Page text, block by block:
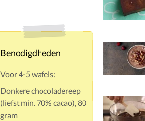
Benodigdheden
Voor 4-5 wafels:
Donkere chocoladereep
(liefst min. 70% cacao), 80
gram